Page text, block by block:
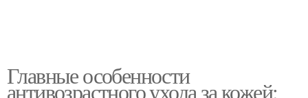
Главные особенности
антивозрастного ухода за кожей: